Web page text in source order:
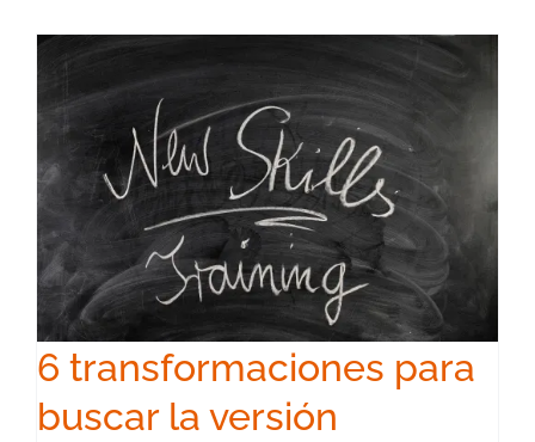
6 transformaciones para
buscar la versión